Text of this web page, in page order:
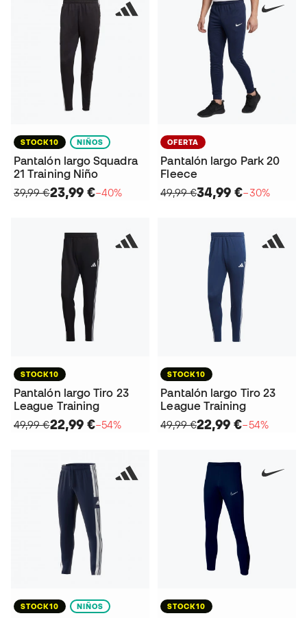
STOCK10 NIÑOS
Pantalón largo Squadra
21 Training Niño
39,99 €23,99 €−40%
OFERTA
Pantalón largo Park 20
Fleece
49,99 €34,99 €−30%
STOCK10
Pantalón largo Tiro 23
League Training
49,99 €22,99 €−54%
STOCK10
Pantalón largo Tiro 23
League Training
49,99 €22,99 €−54%
STOCK10 NIÑOS STOCK10